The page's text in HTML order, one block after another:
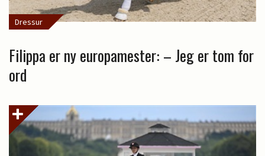
Dressur
Filippa er ny europamester: – Jeg er tom for
ord